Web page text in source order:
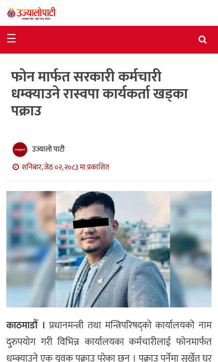
राजनीति
विशेष
आर्थिक
विचार
मनोरञ्जन
प्रविधि
खेलकुद
अन्य
☰
फोन मार्फत सरकारी कर्मचारी
धम्क्याउने रास्वपा कार्यकर्ता खड्का
पक्राउ
उज्यालो पाटी
शनिबार, जेठ ०२, २०८३ मा प्रकाशित
काठमाडौँ । प्रधानमन्त्री तथा मन्त्रिपरिषद्को कार्यालयको नाम
दुरुपयोग गरी विभिन्न कार्यालयका कर्मचारीलाई फोनमार्फत